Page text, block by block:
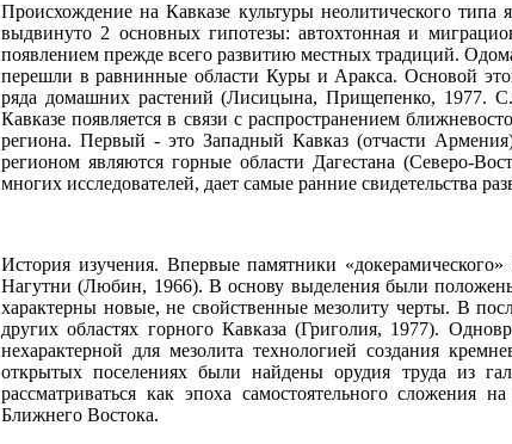
Происхождение на Кавказе культуры неолитического
выдвинуто 2 основных гипотезы: автохтонная и
появлением прежде всего развитию местных традиций.
перешли в равнинные области Куры и Аракса. Основой
ряда домашних растений (Лисицына, Прищепенко, 1977.
Кавказе появляется в связи с распространением
региона. Первый - это Западный Кавказ (отчасти
регионом являются горные области Дагестана (Северо-
многих исследователей, дает самые ранние свидетельства
История изучения. Впервые памятники
Нагутни (Любин, 1966). В основу выделения были
характерны новые, не свойственные мезолиту черты. В
других областях горного Кавказа (Григолия, 1977).
нехарактерной для мезолита технологией создания
открытых поселениях были найдены орудия труда из
рассматриваться как эпоха самостоятельного сложения
Ближнего Востока.